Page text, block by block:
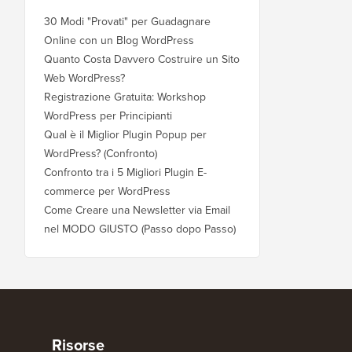
30 Modi "Provati" per Guadagnare
Online con un Blog WordPress
Quanto Costa Davvero Costruire un Sito
Web WordPress?
Registrazione Gratuita: Workshop
WordPress per Principianti
Qual è il Miglior Plugin Popup per
WordPress? (Confronto)
Confronto tra i 5 Migliori Plugin E-
commerce per WordPress
Come Creare una Newsletter via Email
nel MODO GIUSTO (Passo dopo Passo)
Risorse